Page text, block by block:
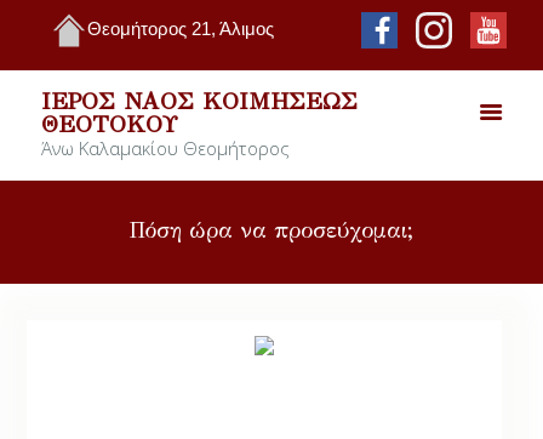
Θεομήτορος 21, Άλιμος
ΙΕΡΌΣ ΝΑΌΣ ΚΟΙΜΉΣΕΩΣ
ΘΕΟΤΌΚΟΥ
Άνω Καλαμακίου Θεομήτορος
Πόση ώρα να προσεύχομαι;